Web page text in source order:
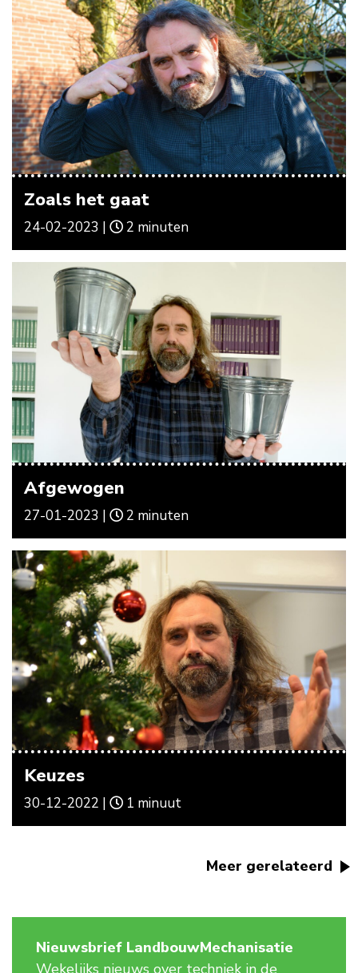
Zoals het gaat
24-02-2023 | 2 minuten
Afgewogen
27-01-2023 | 2 minuten
Keuzes
30-12-2022 | 1 minuut
Meer gerelateerd
Nieuwsbrief LandbouwMechanisatie
Wekelijks nieuws over techniek in de